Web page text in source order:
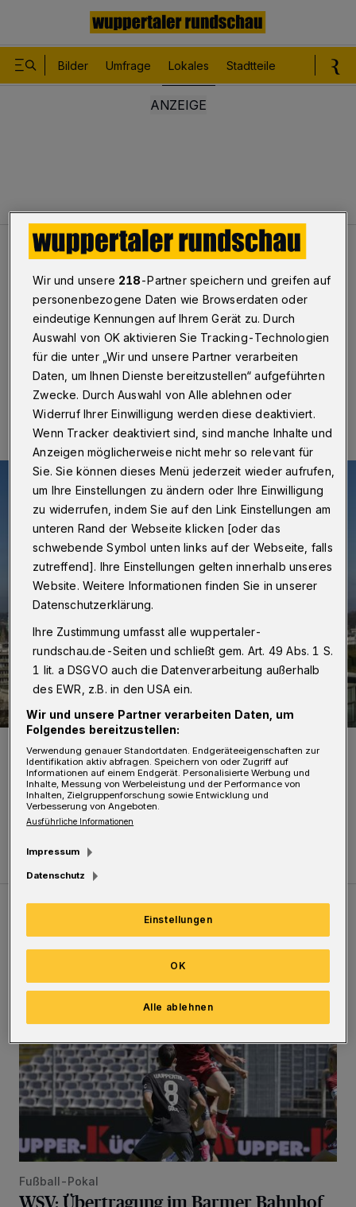
Bilder Umfrage Lokales Stadtteile
Lokales "Unseriös, nicht hinnehmbar"
"Unseriös, nicht hinnehmbar"
05.05.2015 , 13:13 Uhr Eine Minute Lesezeit
Foto: Jörn Koldehoff
Neueste Artikel
WSV: Übertragung im Barmer Bahnhof und klare Ansage
Fußball-Pokal
WSV: Übertragung im Barmer Bahnhof
Wir und unsere 218-Partner speichern und greifen auf
personenbezogene Daten wie Browserdaten oder
eindeutige Kennungen auf Ihrem Gerät zu. Durch
Auswahl von OK aktivieren Sie Tracking-Technologien
für die unter „Wir und unsere Partner verarbeiten
Daten, um Ihnen Dienste bereitzustellen“ aufgeführten
Zwecke. Durch Auswahl von Alle ablehnen oder
Widerruf Ihrer Einwilligung werden diese deaktiviert.
Wenn Tracker deaktiviert sind, sind manche Inhalte und
Anzeigen möglicherweise nicht mehr so relevant für
Sie. Sie können dieses Menü jederzeit wieder aufrufen,
um Ihre Einstellungen zu ändern oder Ihre Einwilligung
zu widerrufen, indem Sie auf den Link Einstellungen am
unteren Rand der Webseite klicken [oder das
schwebende Symbol unten links auf der Webseite, falls
zutreffend]. Ihre Einstellungen gelten innerhalb unseres
Website. Weitere Informationen finden Sie in unserer
Datenschutzerklärung.
Ihre Zustimmung umfasst alle wuppertaler-
rundschau.de-Seiten und schließt gem. Art. 49 Abs. 1 S.
1 lit. a DSGVO auch die Datenverarbeitung außerhalb
des EWR, z.B. in den USA ein.
Wir und unsere Partner verarbeiten Daten, um
Folgendes bereitzustellen:
Verwendung genauer Standortdaten. Endgeräteeigenschaften zur
Identifikation aktiv abfragen. Speichern von oder Zugriff auf
Informationen auf einem Endgerät. Personalisierte Werbung und
Inhalte, Messung von Werbeleistung und der Performance von
Inhalten, Zielgruppenforschung sowie Entwicklung und
Verbesserung von Angeboten.
Ausführliche Informationen
Impressum
Datenschutz
Einstellungen
Alle ablehnen
OK